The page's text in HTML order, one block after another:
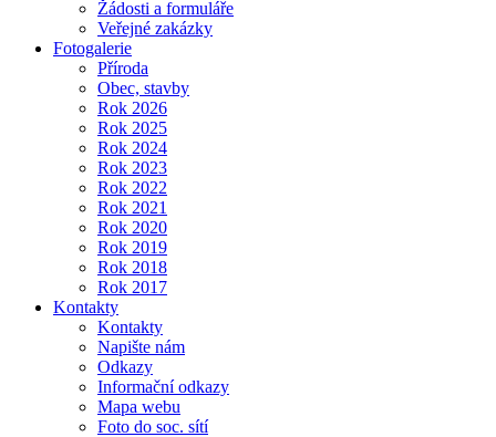
Žádosti a formuláře
Veřejné zakázky
Fotogalerie
Příroda
Obec, stavby
Rok 2026
Rok 2025
Rok 2024
Rok 2023
Rok 2022
Rok 2021
Rok 2020
Rok 2019
Rok 2018
Rok 2017
Kontakty
Kontakty
Napište nám
Odkazy
Informační odkazy
Mapa webu
Foto do soc. sítí